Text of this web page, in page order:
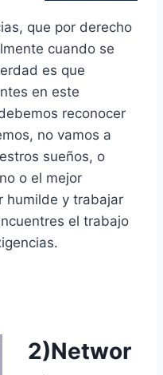
que por derecho
cuando se
es que
en este
reconocer
no vamos a
sueños, o
o el mejor
humilde y trabajar
el trabajo
2)Networ